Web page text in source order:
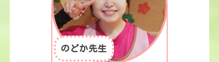
のどか先生